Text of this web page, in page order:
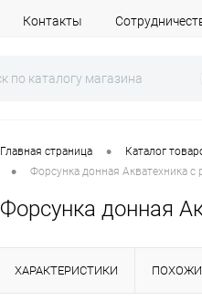
Контакты
Главная страница • Каталог
• Форсунка донная Акватехника
Форсунка донная
ХАРАКТЕРИСТИКИ